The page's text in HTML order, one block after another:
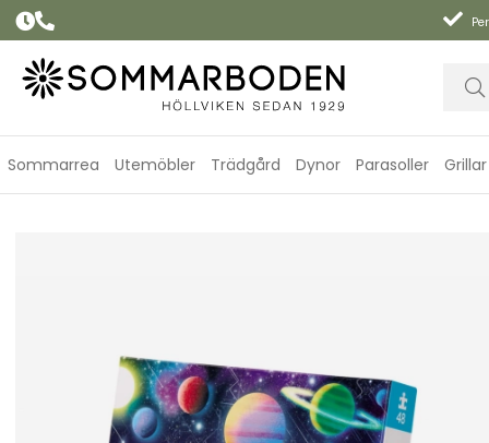
Sommarrea Utemöbler Trädgård Dynor Parasoller Grillar